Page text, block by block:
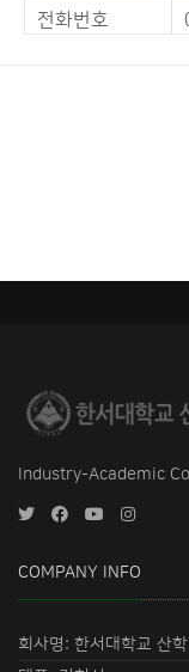
전화번호
Industry-Academic
COMPANY INFO
회사명: 한서대학교 산